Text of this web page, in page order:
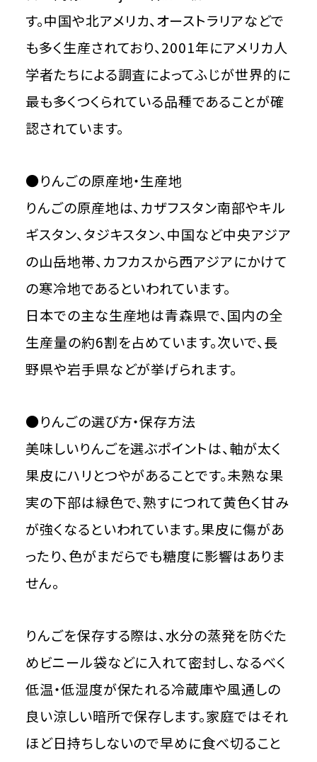
す。中国や北アメリカ、オーストラリアなどで
も多く生産されており、2001年にアメリカ人
学者たちによる調査によってふじが世界的に
最も多くつくられている品種であることが確
認されています。
●りんごの原産地・生産地
りんごの原産地は、カザフスタン南部やキル
ギスタン、タジキスタン、中国など中央アジア
の山岳地帯、カフカスから西アジアにかけて
の寒冷地であるといわれています。
日本での主な生産地は青森県で、国内の全
生産量の約6割を占めています。次いで、長
野県や岩手県などが挙げられます。
●りんごの選び方・保存方法
美味しいりんごを選ぶポイントは、軸が太く
果皮にハリとつやがあることです。未熟な果
実の下部は緑色で、熟すにつれて黄色く甘み
が強くなるといわれています。果皮に傷があ
ったり、色がまだらでも糖度に影響はありま
せん。
りんごを保存する際は、水分の蒸発を防ぐた
めビニール袋などに入れて密封し、なるべく
低温・低湿度が保たれる冷蔵庫や風通しの
良い涼しい暗所で保存します。家庭ではそれ
ほど日持ちしないので早めに食べ切ること